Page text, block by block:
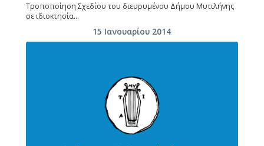
Τροποποίηση Σχεδίου του διευρυμένου Δήμου Μυτιλήνης
σε ιδιοκτησία…
15 Ιανουαρίου 2014